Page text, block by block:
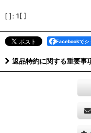
[ ]: 1[ ]
Facebookでシ
返品特約に関する重要事